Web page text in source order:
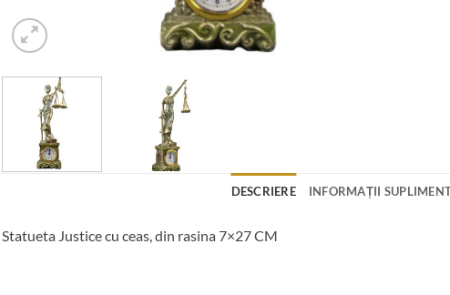
DESCRIERE INFORMAȚII
Statueta Justice cu ceas, din rasina 7×27 CM